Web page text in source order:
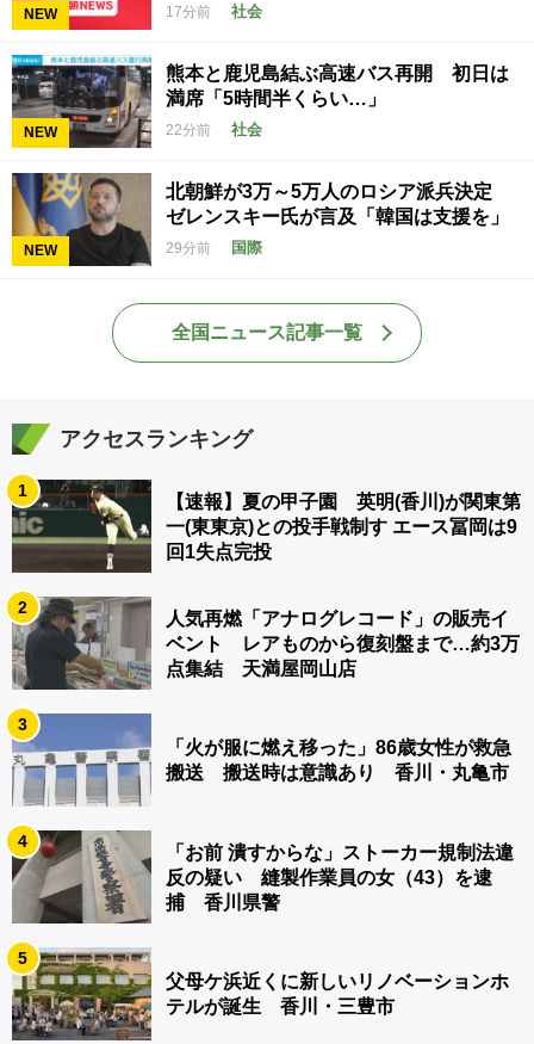
NEW 17分前 社会
NEW
熊本と鹿児島結ぶ高速バス再開 初日は
満席「5時間半くらい…」
22分前 社会
NEW
北朝鮮が3万～5万人のロシア派兵決定
ゼレンスキー氏が言及「韓国は支援を」
29分前 国際
全国ニュース記事一覧
アクセスランキング
1
【速報】夏の甲子園 英明(香川)が関東第
一(東東京)との投手戦制す エース冨岡は9
回1失点完投
2
人気再燃「アナログレコード」の販売イ
ベント レアものから復刻盤まで…約3万
点集結 天満屋岡山店
3
「火が服に燃え移った」86歳女性が救急
搬送 搬送時は意識あり 香川・丸亀市
4
「お前 潰すからな」ストーカー規制法違
反の疑い 縫製作業員の女（43）を逮
捕 香川県警
5
父母ケ浜近くに新しいリノベーションホ
テルが誕生 香川・三豊市